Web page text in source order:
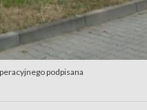
podpisana